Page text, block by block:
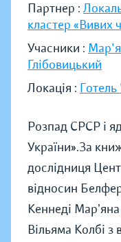
Партнер :
кластер «Вивих
Учасники :
Глібовицький
Локація :
Розпад СРСР і
України».За
дослідниця
відносин
Кеннеді
Вільяма Колбі з